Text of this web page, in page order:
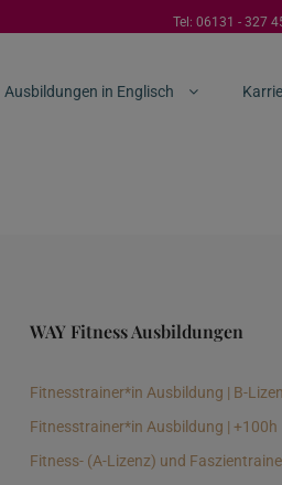
Tel: 06131 - 327
Ausbildungen in Englisch
WAY Fitness Ausbildungen
Fitnesstrainer*in Ausbildung | B-
Fitnesstrainer*in Ausbildung | +100h
Fitness- (A-Lizenz) und